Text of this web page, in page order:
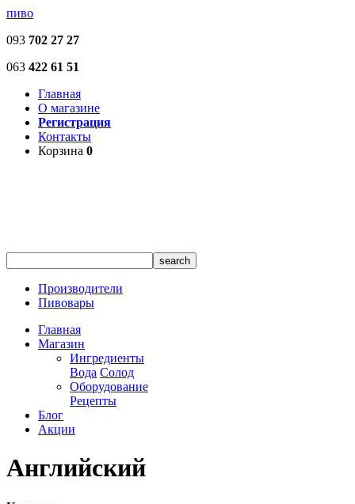
пиво
093 702 27 27
063 422 61 51
Главная
О магазине
Регистрация
Контакты
Корзина 0
Производители
Пивовары
Главная
Магазин
Ингредиенты
Вода Солод
Оборудование
Рецепты
Блог
Акции
Английский